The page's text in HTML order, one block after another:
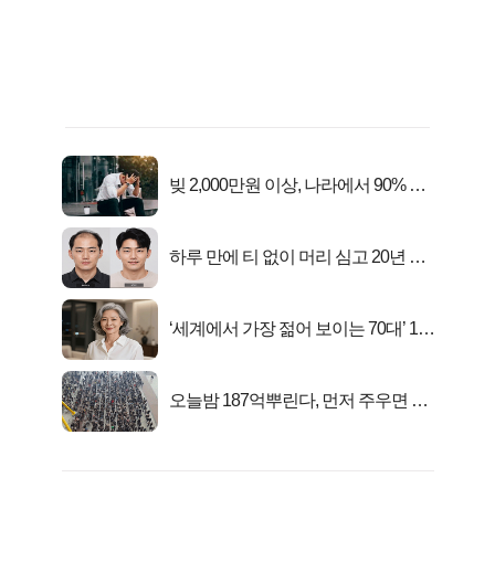
빚 2,000만원 이상, 나라에서 90% 갚
하루 만에 티 없이 머리 심고 20년 젊
‘세계에서 가장 젊어 보이는 70대’ 1위
오늘밤 187억뿌린다, 먼저 주우면 최